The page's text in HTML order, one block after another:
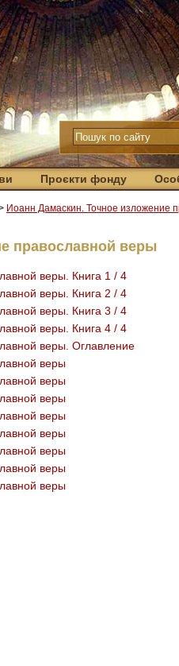
Проєкти фонду
Иоанн Дамаскин. Точное изложение
православной веры
веры. Книга 1 / 4
веры. Книга 2 / 4
веры. Книга 3 / 4
веры. Книга 4 / 4
веры. Оглавление
веры
веры
веры
веры
веры
веры
веры
веры